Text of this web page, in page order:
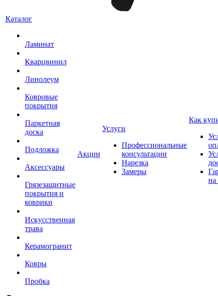
Каталог
Ламинат
Кварцвинил
Линолеум
Ковровые
покрытия
Паркетная
доска
Подложка
Аксессуары
Грязезащитные
покрытия и
коврики
Искусственная
трава
Керамогранит
Ковры
Пробка
Акции
Услуги
Профессиональные
консультации
Нарезка
Замеры
Как
на